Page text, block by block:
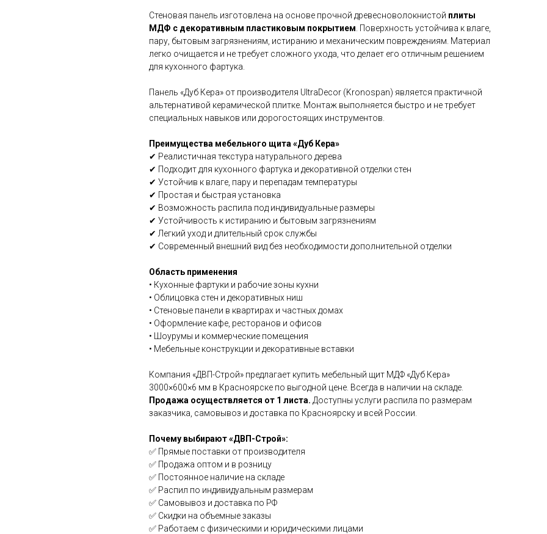
Стеновая панель изготовлена на основе прочной древесноволокнистой плиты
МДФ с декоративным пластиковым покрытием . Поверхность устойчива к влаге,
пару, бытовым загрязнениям, истиранию и механическим повреждениям. Материал
легко очищается и не требует сложного ухода, что делает его отличным решением
для кухонного фартука.
Панель «Дуб Кера» от производителя UltraDecor (Kronospan) является практичной
альтернативой керамической плитке. Монтаж выполняется быстро и не требует
специальных навыков или дорогостоящих инструментов.
Преимущества мебельного щита «Дуб Кера»
✔ Реалистичная текстура натурального дерева
✔ Подходит для кухонного фартука и декоративной отделки стен
✔ Устойчив к влаге, пару и перепадам температуры
✔ Простая и быстрая установка
✔ Возможность распила под индивидуальные размеры
✔ Устойчивость к истиранию и бытовым загрязнениям
✔ Легкий уход и длительный срок службы
✔ Современный внешний вид без необходимости дополнительной отделки
Область применения
• Кухонные фартуки и рабочие зоны кухни
• Облицовка стен и декоративных ниш
• Стеновые панели в квартирах и частных домах
• Оформление кафе, ресторанов и офисов
• Шоурумы и коммерческие помещения
• Мебельные конструкции и декоративные вставки
Компания «ДВП-Строй» предлагает купить мебельный щит МДФ «Дуб Кера»
3000×600×6 мм в Красноярске по выгодной цене. Всегда в наличии на складе.
Продажа осуществляется от 1 листа. Доступны услуги распила по размерам
заказчика, самовывоз и доставка по Красноярску и всей России.
Почему выбирают «ДВП-Строй»:
✅ Прямые поставки от производителя
✅ Продажа оптом и в розницу
✅ Постоянное наличие на складе
✅ Распил по индивидуальным размерам
✅ Самовывоз и доставка по РФ
✅ Скидки на объемные заказы
✅ Работаем с физическими и юридическими лицами